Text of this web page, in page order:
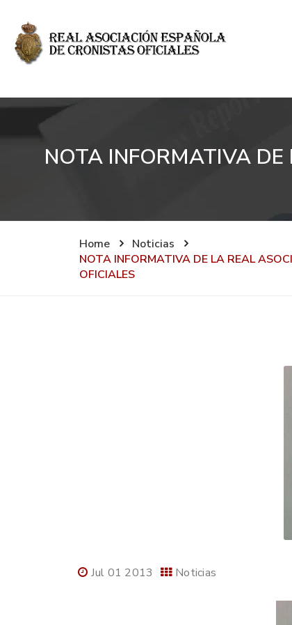
NOTA INFORMATIVA
Home
Noticias
NOTA INFORMATIVA DE LA REAL
OFICIALES
Jul 01 2013 Noticias